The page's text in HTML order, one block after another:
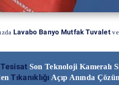
Lavabo Banyo Mutfak Tuvalet
Son Teknoloji Kameralı
Tıkanıklığı Açıp Anında